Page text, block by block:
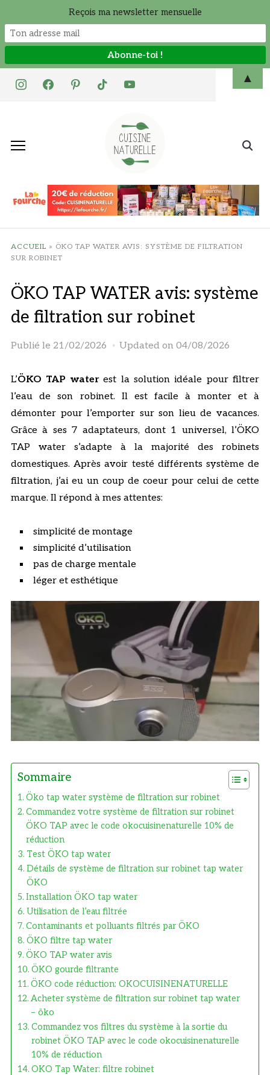
instagramfacebookpinteresttiktok youtube
Search
ACCUEIL » ÖKO TAP WATER AVIS: SYSTÈME DE FILTRATION
SUR ROBINET
ÖKO TAP WATER avis: système
de filtration sur robinet
Publié le 21/02/2026 Updated on 04/08/2026
L’ÖKO TAP waterest la solution idéale pour filtrer
l’eau de son robinet. Il est facile à monter et à
démonter pour l’emporter sur son lieu de vacances.
Grâce à ses 7 adaptateurs, dont 1 universel, l’ÖKO
TAP water s’adapte à la majorité des robinets
domestiques. Après avoir testé différents système de
filtration, j’ai eu un coup de coeur pour celui de cette
marque. Il répond à mes attentes:
simplicité de montage
simplicité d’utilisation
pas de charge mentale
léger et esthétique
Sommaire
Öko tap water système de filtration sur robinet
Commandez votre système de filtration sur robinet
ÖKO TAP avec le code okocuisinenaturelle 10% de
réduction
Test ÖKO tap water
Détails de système de filtration sur robinet tap water
ÖKO
Installation ÖKO tap water
Utilisation de l’eau filtrée
Contaminants et polluants filtrés par ÖKO
ÖKO filtre tap water
ÖKO TAP water avis
ÖKO gourde filtrante
ÖKO code réduction: OKOCUISINENATURELLE
Acheter système de filtration sur robinet tap water
– öko
Commandez vos filtres du système à la sortie du
robinet ÖKO TAP avec le code okocuisinenaturelle
10% de réduction
OKO Tap Water: filtre robinet
Reçois ma newsletter mensuelle
▲